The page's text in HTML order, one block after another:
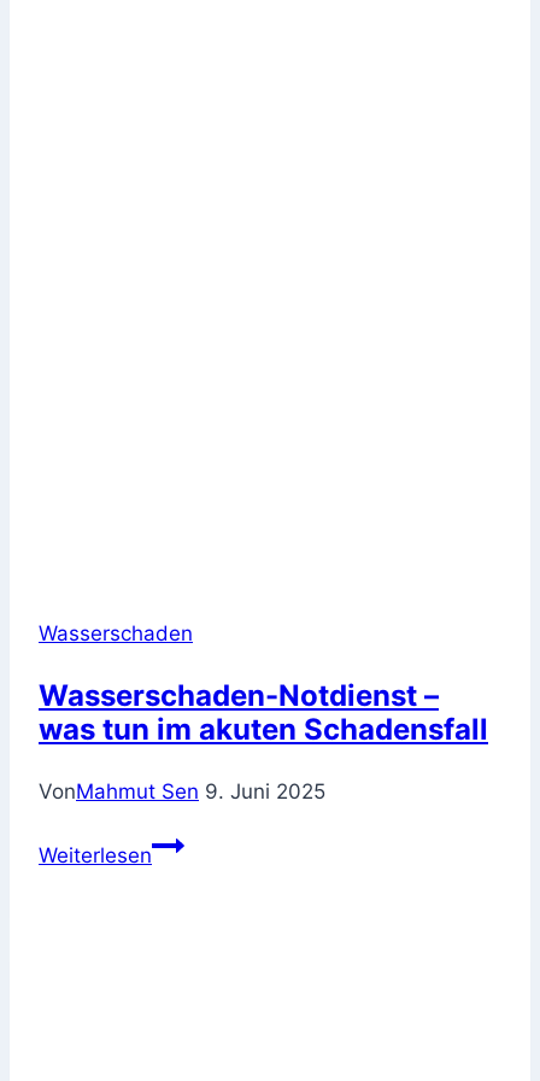
Wasserschaden
Wasserschaden-Notdienst –
was tun im akuten Schadensfall
VonMahmut Sen 9. Juni 2025
WeiterlesenWasserschaden-